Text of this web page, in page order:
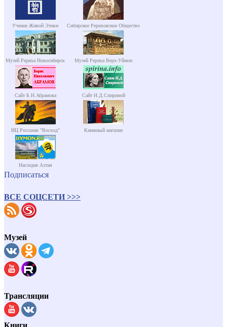
Учение Живой Этики Сибирское Рериховское Общество
Музей Рериха Новосибирск Музей Рериха Верх-Уймон
Сайт Б.Н.Абрамова Сайт Н.Д.Спириной
ИЦ Россазия "Восход" Книжный магазин
Наследие Алтая
Подписаться
ВСЕ СОЦСЕТИ >>>
Музей
Трансляции